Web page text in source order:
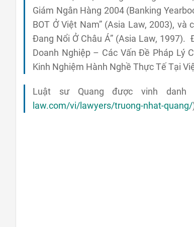
Giám Ngân Hàng 2004 (Banking
BOT Ở Việt Nam” (Asia Law, 2003),
Đang Nổi Ở Châu Á” (Asia Law,
Doanh Nghiệp – Các Vấn Đề Pháp Lý
Kinh Nghiệm Hành Nghề Thực Tế Tại
Luật sư Quang được vinh danh
law.com/vi/lawyers/truong-nhat-quang/